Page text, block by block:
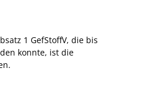
1 GefStoffV, die bis
konnte, ist die